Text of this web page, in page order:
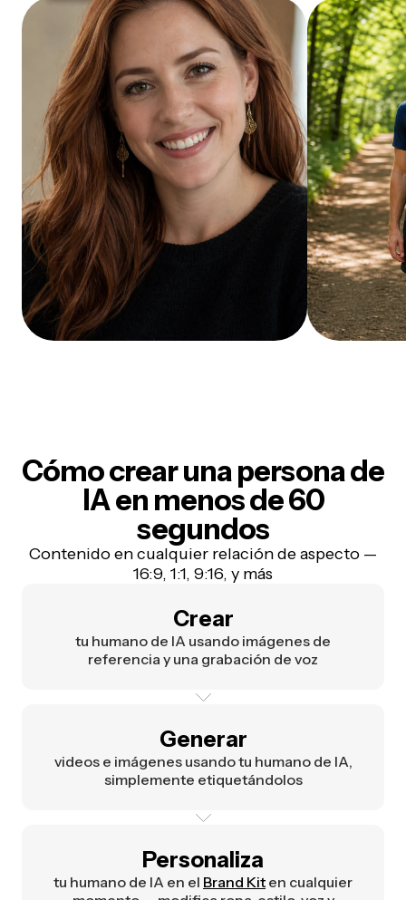
Cómo crear una persona de
IA en menos de 60
segundos
Contenido en cualquier relación de aspecto —
16:9, 1:1, 9:16, y más
Crear
tu humano de IA usando imágenes de
referencia y una grabación de voz
Generar
videos e imágenes usando tu humano de IA,
simplemente etiquetándolos
Personaliza
tu humano de IA en el Brand Kit en cualquier